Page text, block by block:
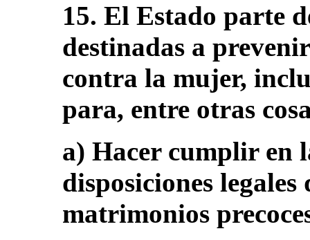
15. El Estado parte
destinadas a
contra la mujer,
para, entre otras
a) Hacer cumplir en
disposiciones
matrimonios